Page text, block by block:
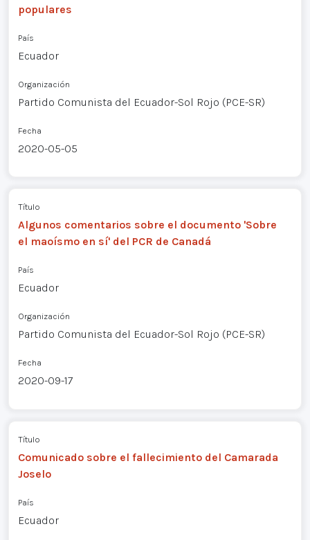
populares
País
Ecuador
Organización
Partido Comunista del Ecuador-Sol Rojo (PCE-SR)
Fecha
2020-05-05
Título
Algunos comentarios sobre el documento 'Sobre
el maoísmo en sí' del PCR de Canadá
País
Ecuador
Organización
Partido Comunista del Ecuador-Sol Rojo (PCE-SR)
Fecha
2020-09-17
Título
Comunicado sobre el fallecimiento del Camarada
Joselo
País
Ecuador